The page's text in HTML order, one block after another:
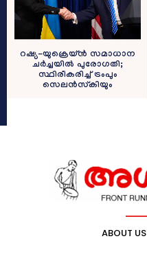
റഷ്യ-യുക്രെയ്ൻ സമാധാന
ചർച്ചയിൽ പുരോഗതി;
സ്ഥിരീകരിച്ച് ട്രംപും
സെലൻസ്കിയും
ABOUT US